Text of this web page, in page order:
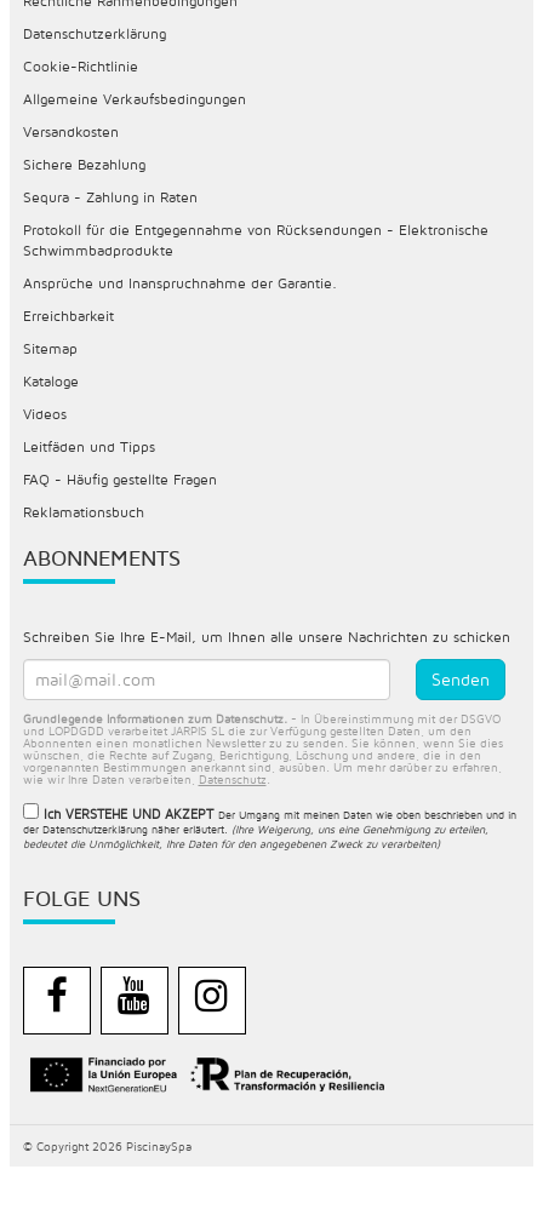
Datenschutzerklärung
Cookie-Richtlinie
Allgemeine Verkaufsbedingungen
Versandkosten
Sichere Bezahlung
Sequra - Zahlung in Raten
Protokoll für die Entgegennahme von Rücksendungen - Elektronische
Schwimmbadprodukte
Ansprüche und Inanspruchnahme der Garantie.
Erreichbarkeit
Sitemap
Kataloge
Videos
Leitfäden und Tipps
FAQ - Häufig gestellte Fragen
Reklamationsbuch
ABONNEMENTS
Schreiben Sie Ihre E-Mail, um Ihnen alle unsere Nachrichten zu schicken
Grundlegende Informationen zum Datenschutz. - In Übereinstimmung mit der DSGVO
und LOPDGDD verarbeitet JARPIS SL die zur Verfügung gestellten Daten, um den
Abonnenten einen monatlichen Newsletter zu zu senden. Sie können, wenn Sie dies
wünschen, die Rechte auf Zugang, Berichtigung, Löschung und andere, die in den
vorgenannten Bestimmungen anerkannt sind, ausüben. Um mehr darüber zu erfahren,
wie wir Ihre Daten verarbeiten,
Datenschutz
Ich VERSTEHE UND AKZEPT Der Umgang mit meinen Daten wie oben beschrieben und in
der Datenschutzerklärung näher erläutert.
(Ihre Weigerung, uns eine Genehmigung zu erteilen,
bedeutet die Unmöglichkeit, Ihre Daten für den angegebenen Zweck zu verarbeiten)
FOLGE UNS
© Copyright 2026 PiscinaySpa